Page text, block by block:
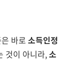
바로 소득인정
것이 아니라,소